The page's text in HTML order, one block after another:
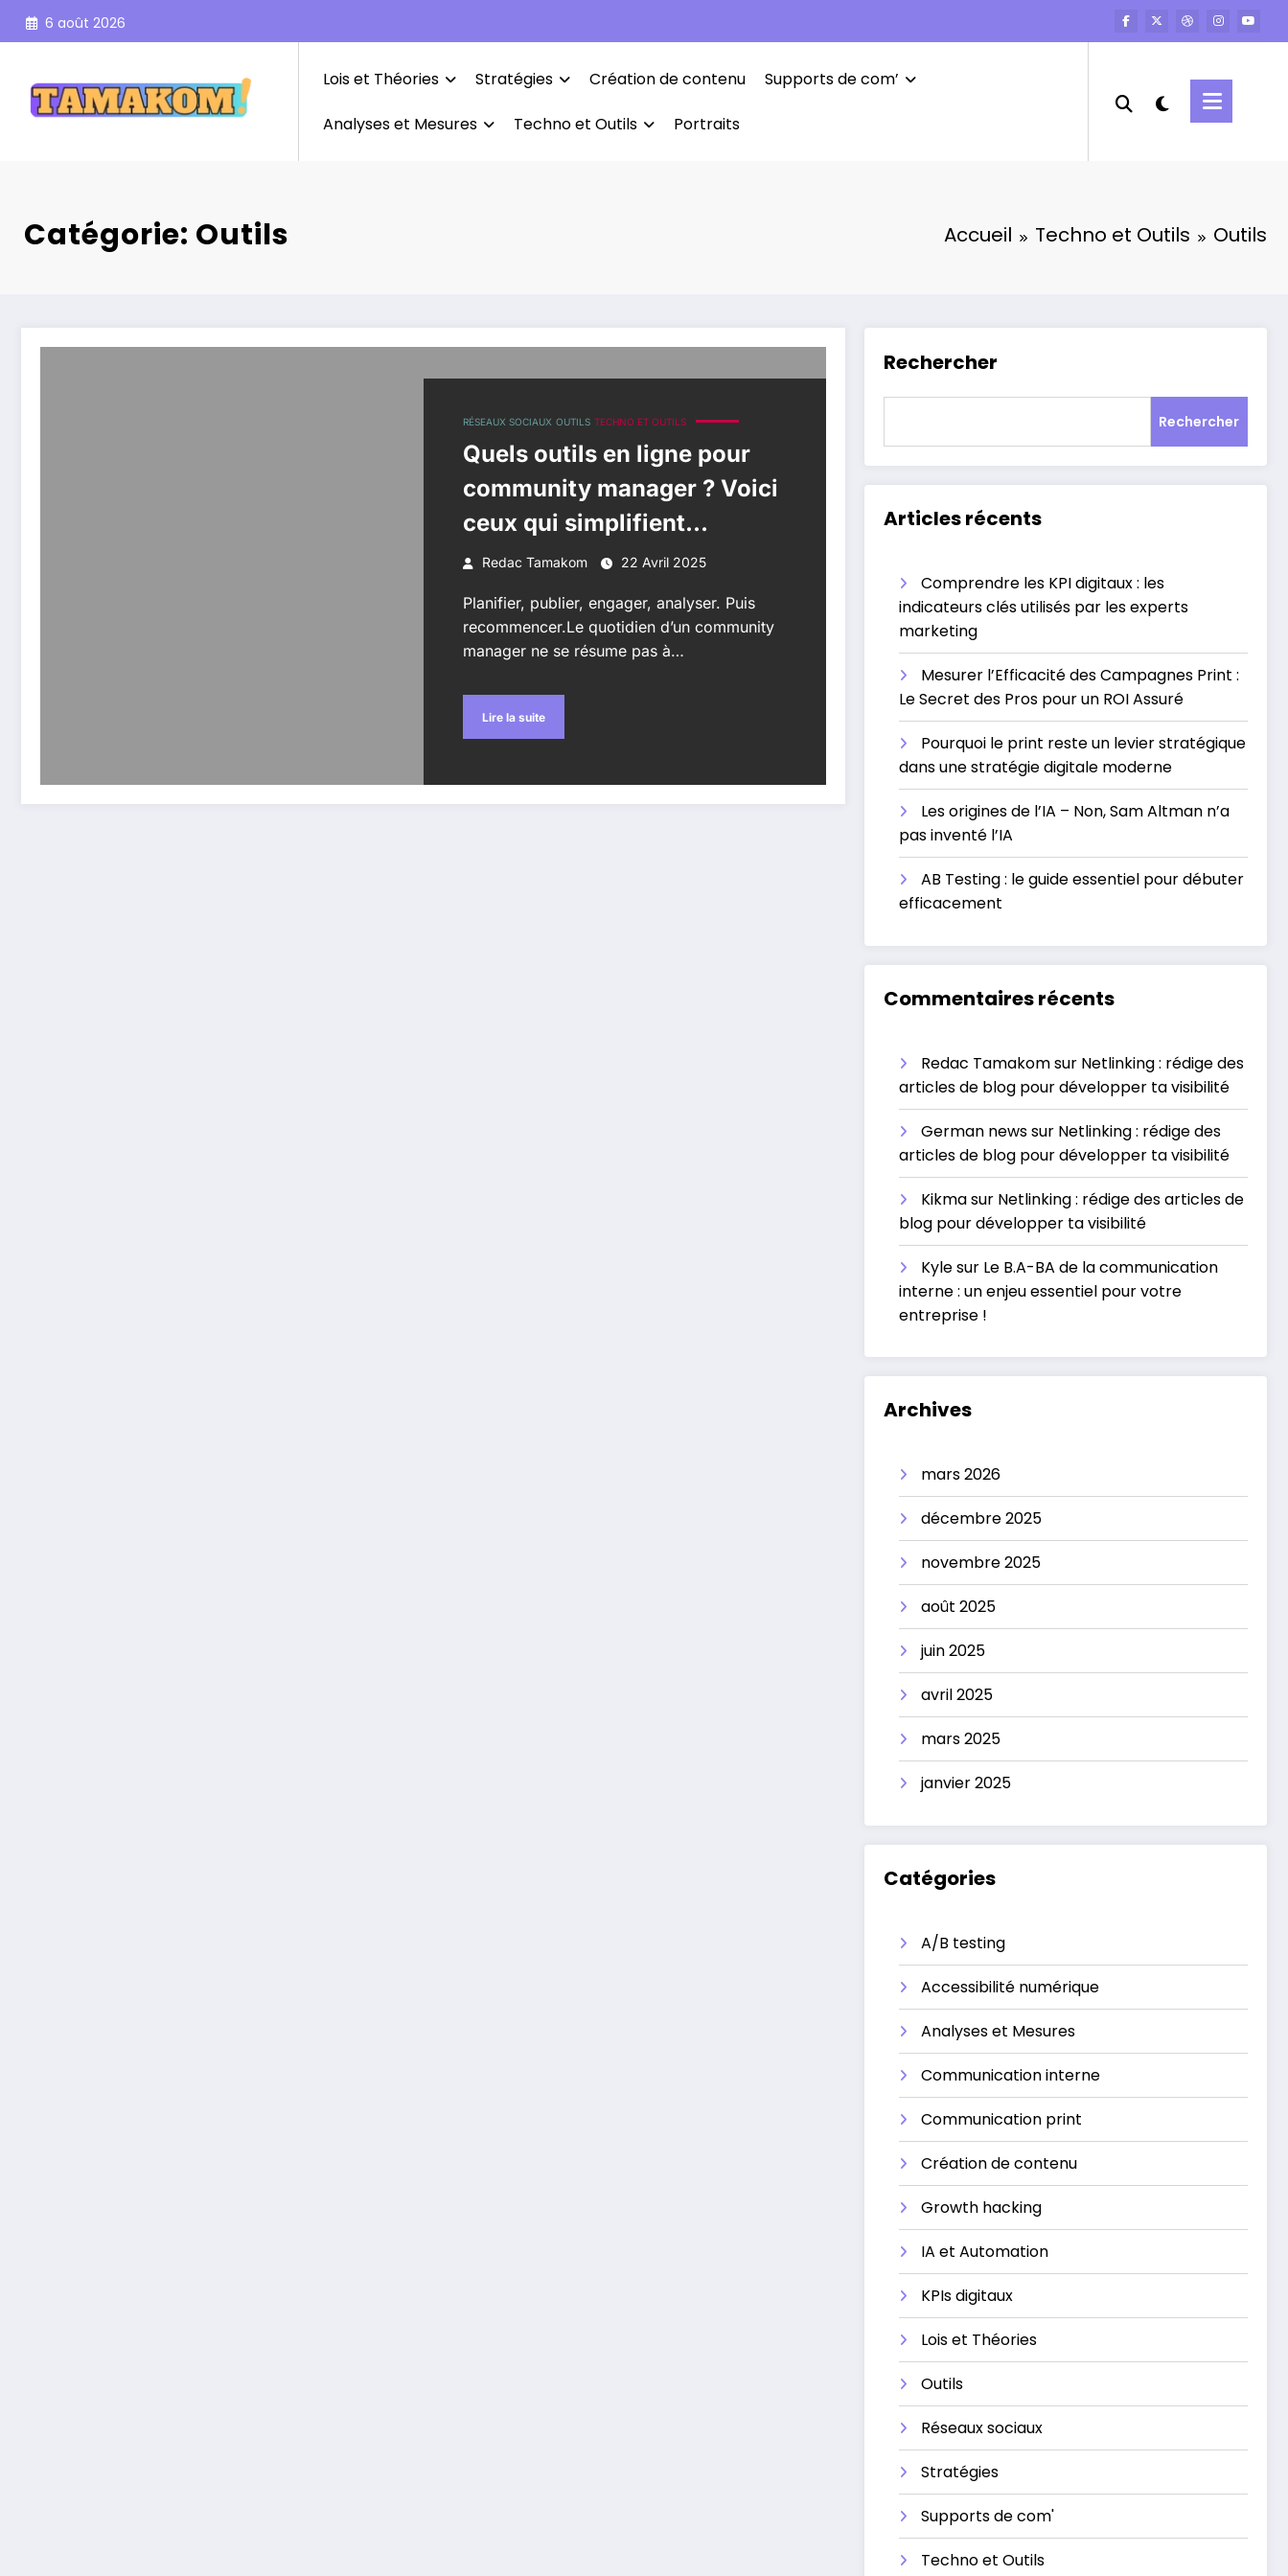
Aller
6 août 2026
Lois et Théories Stratégies Création de contenu Supports de com’
Analyses et Mesures Techno et Outils Portraits
Catégorie: Outils Accueil Techno et Outils Outils
RÉSEAUX SOCIAUX OUTILS TECHNO ET OUTILS
Quels outils en ligne pour
community manager ? Voici
ceux qui simplifient
vraiment la vie
Redac Tamakom 22 Avril 2025
Planifier, publier, engager, analyser. Puis
recommencer.Le quotidien d’un community
manager ne se résume pas à…
Lire la suite
Rechercher
Rechercher
Articles récents
Comprendre les KPI digitaux : les
indicateurs clés utilisés par les experts
marketing
Mesurer l’Efficacité des Campagnes Print :
Le Secret des Pros pour un ROI Assuré
Pourquoi le print reste un levier stratégique
dans une stratégie digitale moderne
Les origines de l’IA – Non, Sam Altman n’a
pas inventé l’IA
AB Testing : le guide essentiel pour débuter
efficacement
Commentaires récents
Redac Tamakomsur Netlinking : rédige des
articles de blog pour développer ta visibilité
German newssur Netlinking : rédige des
articles de blog pour développer ta visibilité
Kikmasur Netlinking : rédige des articles de
blog pour développer ta visibilité
Kylesur Le B.A-BA de la communication
interne : un enjeu essentiel pour votre
entreprise !
Archives
mars 2026
décembre 2025
novembre 2025
août 2025
juin 2025
avril 2025
mars 2025
janvier 2025
Catégories
A/B testing
Accessibilité numérique
Analyses et Mesures
Communication interne
Communication print
Création de contenu
Growth hacking
IA et Automation
KPIs digitaux
Lois et Théories
Outils
Réseaux sociaux
Stratégies
Supports de com'
Techno et Outils